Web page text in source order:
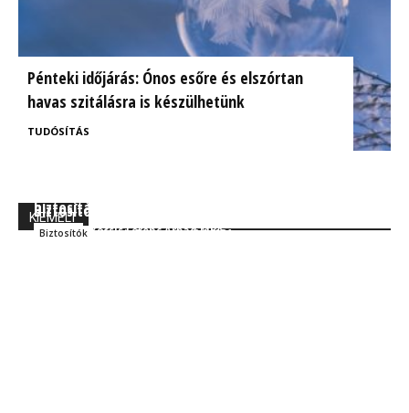
Pénteki időjárás: Ónos esőre és elszórtan
havas szitálásra is készülhetünk
TUDÓSÍTÁS
KIEMELT
biztosítás jövője!
Szakmai Kocsis Ferenc Árpád MBA
Biztosítónál
Biztosítók Kocsis Ferenc Árpád MBA